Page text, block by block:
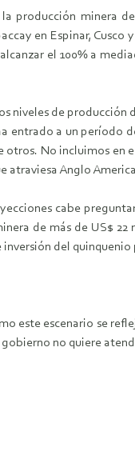
producción minera
en Espinar,
el 100% a
niveles de
entrado a un período
otros. No incluimos
atraviesa Anglo
cabe
de más de US$
del
este escenario se
no quiere